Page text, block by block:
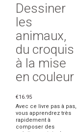
Dessiner
les
animaux,
du croquis
à la mise
en couleur
€16.95
Avec ce livre pas à pas,
vous apprendrez très
rapidement à
composer des